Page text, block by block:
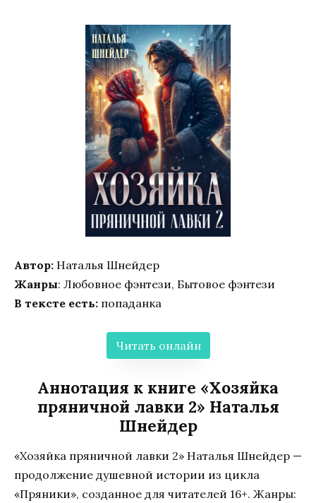
Автор: Наталья Шнейдер
Жанры: Любовное фэнтези, Бытовое фэнтези
В тексте есть: попаданка
Читать онлайн
Аннотация к книге «Хозяйка
пряничной лавки 2» Наталья
Шнейдер
«Хозяйка пряничной лавки 2» Наталья Шнейдер —
продолжение душевной истории из цикла
«Пряники», созданное для читателей 16+. Жанры: